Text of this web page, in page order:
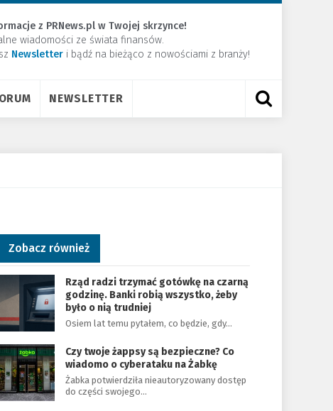
z PRNews.pl w Twojej skrzynce!
wiadomości ze świata finansów.
Newsletter ​i bądź na bieżąco z nowościami z branży!
NEWSLETTER
Zobacz również
Rząd radzi trzymać gotówkę na czarną
godzinę. Banki robią wszystko, żeby
było o nią trudniej
Osiem lat temu pytałem, co będzie, gdy…
Czy twoje żappsy są bezpieczne? Co
wiadomo o cyberataku na Żabkę
Żabka potwierdziła nieautoryzowany dostęp
do części swojego…